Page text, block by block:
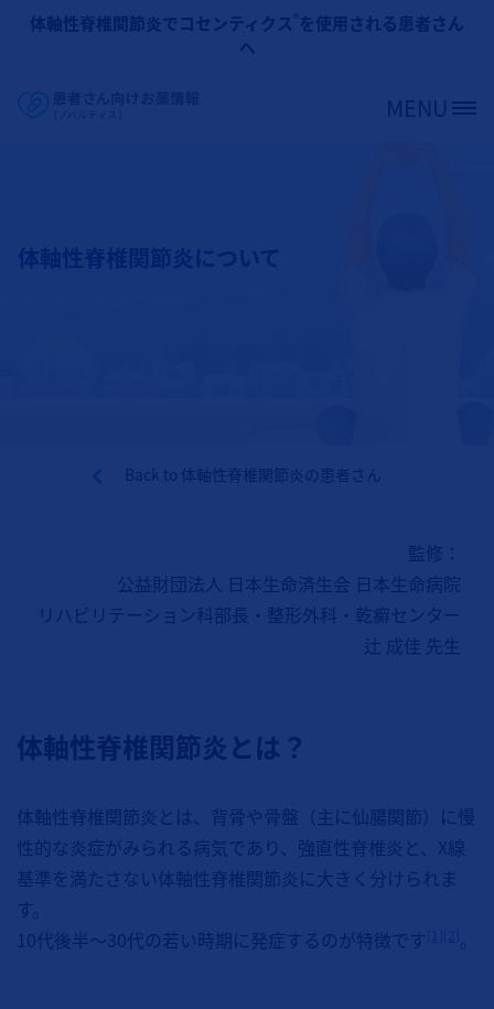
メインコンテンツに移動
体軸性脊椎関節炎でコセンティクス を使用される患者さん
へ
Site Logo MENU
Back to 体軸性脊椎関節炎の患者さん
監修：
公益財団法人 日本生命済生会 日本生命病院
リハビリテーション科部長・整形外科・乾癬センター
辻 成佳 先生
体軸性脊椎関節炎とは？
体軸性脊椎関節炎とは、背骨や骨盤（主に仙腸関節）に慢
性的な炎症がみられる病気であり、強直性脊椎炎と、X線
基準を満たさない体軸性脊椎関節炎に大きく分けられま
す。
10代後半～30代の若い時期に発症するのが特徴です [1] [2]